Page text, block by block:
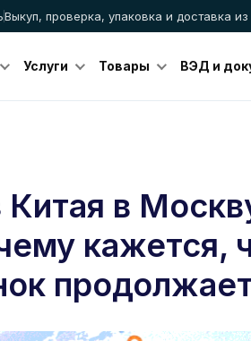
Выкуп, проверка, упаковка и доставка из
Услуги Товары ВЭД и
Китая в
кажется,